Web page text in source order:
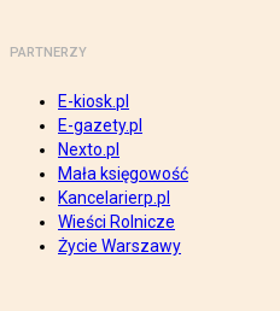
PARTNERZY
E-kiosk.pl
E-gazety.pl
Nexto.pl
Mała księgowość
Kancelarierp.pl
Wieści Rolnicze
Życie Warszawy